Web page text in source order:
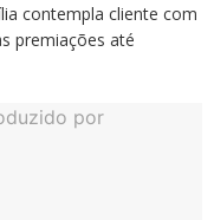
contempla cliente com
premiações até